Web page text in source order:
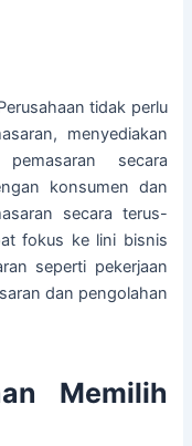
tidak perlu
menyediakan
secara
konsumen dan
secara terus-
fokus ke lini bisnis
seperti pekerjaan
dan pengolahan
Memilih